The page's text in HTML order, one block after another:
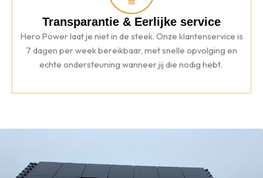
Transparantie & Eerlijke service
Hero Power laat je niet in de steek. Onze klantenservice is
7 dagen per week bereikbaar, met snelle opvolging en
echte ondersteuning wanneer jij die nodig hebt.